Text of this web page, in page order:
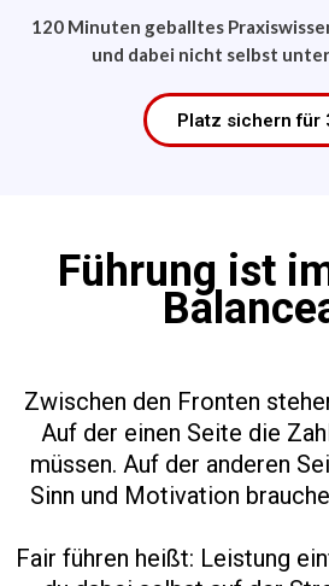
120 Minuten geballtes
und dabei nicht selbst
Platz sichern für
Führung ist
Zwischen den Fronten
Auf der einen Seite die
müssen. Auf der anderen
Sinn und Motivation
Fair führen heißt: Leistung